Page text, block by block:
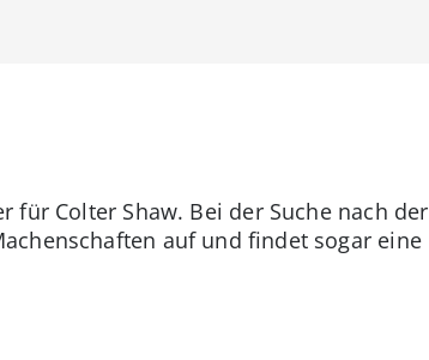
für Colter Shaw. Bei der Suche nach der
auf und findet sogar eine